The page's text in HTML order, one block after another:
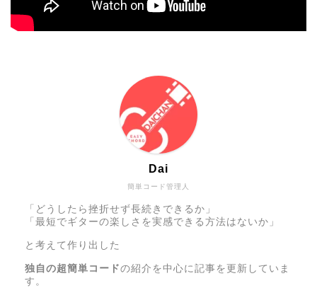
簡単コード管理人
Dai
「どうしたら挫折せず長続きできるか」
「最短でギターの楽しさを実感できる方法はないか」
と考えて作り出した
独自の超簡単コードの紹介を中心に記事を更新していま
す。